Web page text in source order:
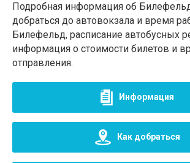
Подробная информация об
добраться до автовокзала и время
Билефельд, расписание автобусных
информация о стоимости билетов и
отправления.
Информация
Как добраться